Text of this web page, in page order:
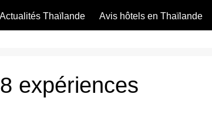
Actualités Thaïlande Avis hôtels en Thaïlande
expériences